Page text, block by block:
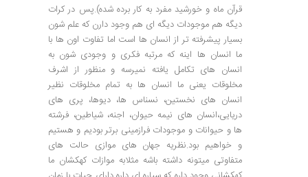
قرآن ماه و خورشید مفرد به کار برده شده).پس در کرات
دیگه هم موجودات دیگه ای هم وجود دارن که علم شون
بسیار پیشرفته تر از انسان ها است اما تفاوت اون ها با
ما انسان ها اینه که مرتبه فکری و وجودی شون به
انسان های تکامل یافته نمیرسه و منظور از اشرف
مخلوقات یعنی ما انسان ها به تمام مخلوقات نظیر
انسان های نخستین، نسناس ها، دیوها، پری های
دریایی،انسان های نیمه حیوان، اجنه، شیاطین، فرشته
ها و حیوانات و موجودات فرازمینی برتر بودیم و هستیم
و خواهیم بود.نظریه جهان های موازی حالت های
متفاوتی میتونه داشته باشه مثلابه موازات کهکشان ما